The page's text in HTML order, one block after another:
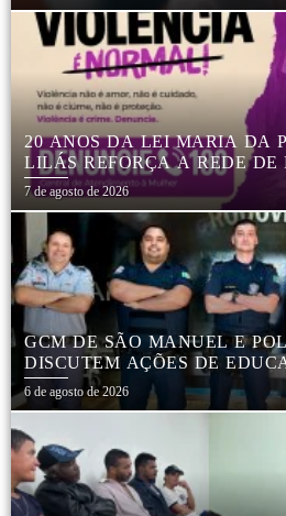
20 ANOS DA LEI MARIA DA
LILÁS REFORÇA A REDE DE
MULHERES EM BOTUCATU
7 de agosto de 2026
GCM DE SÃO MANUEL E
DISCUTEM AÇÕES DE
SEGURANÇA NO TRÂNSITO
6 de agosto de 2026